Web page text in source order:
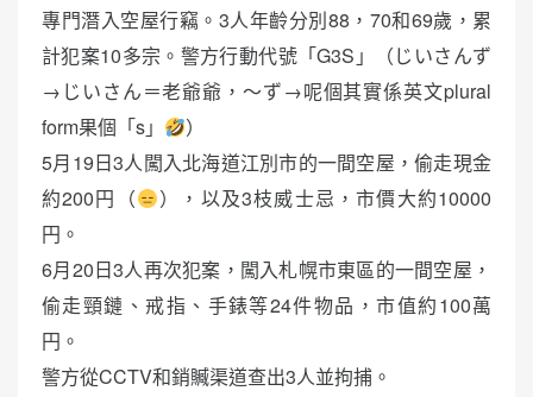
專門潛入空屋行竊。3人年齡分別88，70和69歲，累
計犯案10多宗。警方行動代號「G3S」（じいさんず
→じいさん＝老爺爺，～ず→呢個其實係英文plural
form果個「s」
）
5月19日3人闖入北海道江別市的一間空屋，偷走現金
約200円（
），以及3枝威士忌，市價大約10000
円。
6月20日3人再次犯案，闖入札幌市東區的一間空屋，
偷走頸鏈、戒指、手錶等24件物品，市值約100萬
円。
警方從CCTV和銷贓渠道查出3人並拘捕。